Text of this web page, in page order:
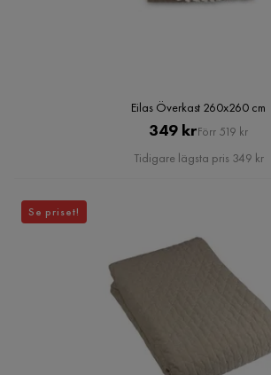
Eilas Överkast 260x260 cm
Pris
349 krOriginal
Pris
Förr 519 kr
Tidigare lägsta pris 349 kr
Se priset!